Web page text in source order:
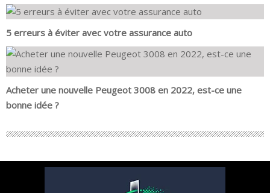
5 erreurs à éviter avec votre assurance auto
Acheter une nouvelle Peugeot 3008 en 2022, est-ce une
bonne idée ?